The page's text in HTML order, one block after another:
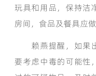
玩具和用品，保持洁
房间，食品及餐具应
赖燕提醒，如果出
要考虑中毒的可能性